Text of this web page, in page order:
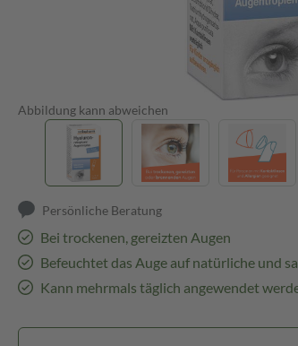
Abbildung kann abweichen
Persönliche Beratung
Bei trockenen, gereizten Augen
Befeuchtet das Auge auf natürliche und
Kann mehrmals täglich angewendet